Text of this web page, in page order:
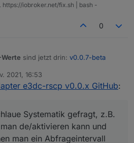
https://iobroker.net/fix.sh | bash -
0
Werte sind jetzt drin: v0.0.7-beta
es sind natürlich jetzt schon viele
das Hauptproblem ist die
geschrieben, was
(mangels besserem Wissen) ist.
helfen: wie behandelt man
man das alles pro Wert einzeln
ich mir gar nicht vorstellen - und
Update-Frequenz 1-3 sec:
eine so hohe zeitliche Auflösung?
ist doch nicht für real-time
2021, 16:53
e3dc-rscp v0.0.x GitHub:
Systematik gefragt, z.B.
de/aktivieren kann und
man ein Abfrageintervall